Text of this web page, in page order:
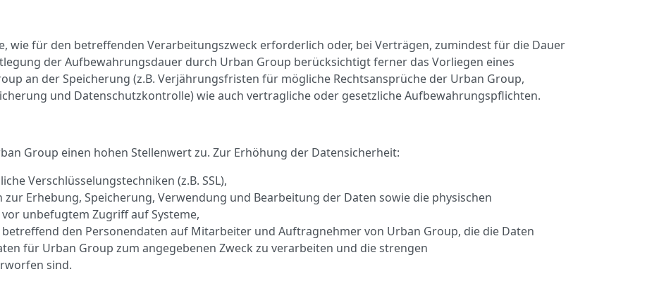
wie für den betreffenden Verarbeitungszweck erforderlich oder, bei Verträgen, zumindest für die Dauer
der Aufbewahrungsdauer durch Urban Group berücksichtigt ferner das Vorliegen eines
an der Speicherung (z.B. Verjährungsfristen für mögliche Rechtsansprüche der Urban Group,
und Datenschutzkontrolle) wie auch vertragliche oder gesetzliche Aufbewahrungspflichten.
Group einen hohen Stellenwert zu. Zur Erhöhung der Datensicherheit:
Verschlüsselungstechniken (z.B. SSL),
Erhebung, Speicherung, Verwendung und Bearbeitung der Daten sowie die physischen
unbefugtem Zugriff auf Systeme,
den Personendaten auf Mitarbeiter und Auftragnehmer von Urban Group, die die Daten
für Urban Group zum angegebenen Zweck zu verarbeiten und die strengen
sind.